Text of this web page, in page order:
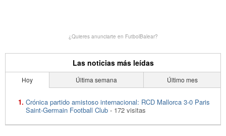
¿Quieres anunciarte en FutbolBalear?
Las noticias más leídas
Hoy Última semana Último mes
Crónica partido amistoso internacional: RCD Mallorca 3-0 Paris
Saint-Germain Football Club - 172 visitas